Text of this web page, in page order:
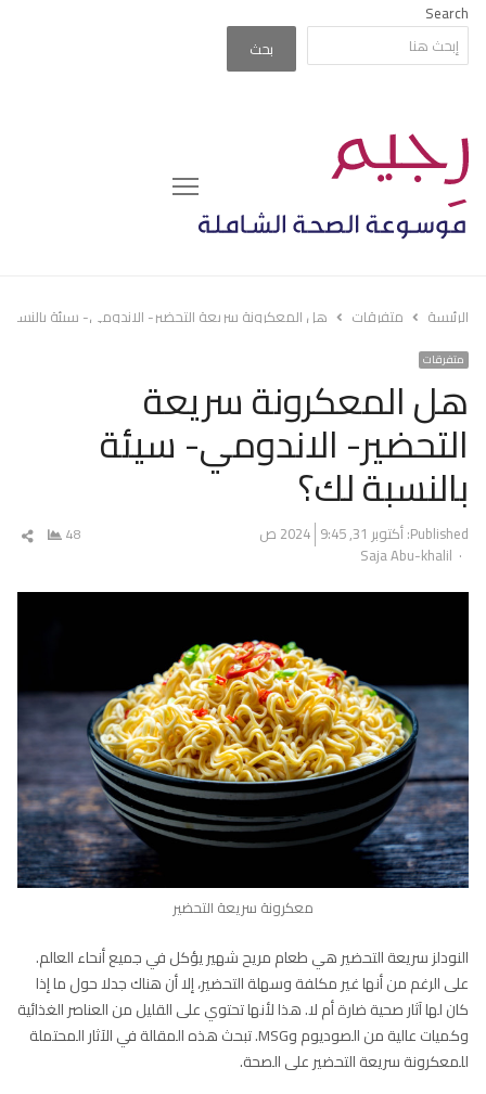
Search
بحث
Menu
الرئيسة متفرقات هل المعكرونة سريعة التحضير- الاندومي- سيئة بالنسبة
متفرقات
هل المعكرونة سريعة
التحضير- الاندومي- سيئة
بالنسبة لك؟
Published: أكتوبر 31, 2024 9:45 ص
Author
Saja Abu-khalil
48
معكرونة سريعة التحضير
النودلز سريعة التحضير هي طعام مريح شهير يؤكل في جميع أنحاء العالم.
على الرغم من أنها غير مكلفة وسهلة التحضير، إلا أن هناك جدلا حول ما إذا
كان لها آثار صحية ضارة أم لا. هذا لأنها تحتوي على القليل من العناصر الغذائية
وكميات عالية من الصوديوم وMSG. تبحث هذه المقالة في الآثار المحتملة
للمعكرونة سريعة التحضير على الصحة.